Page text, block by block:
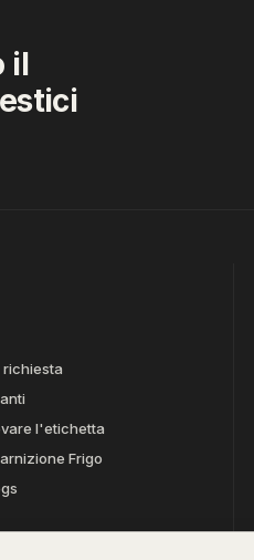
il
richiesta
l'etichetta
Frigo